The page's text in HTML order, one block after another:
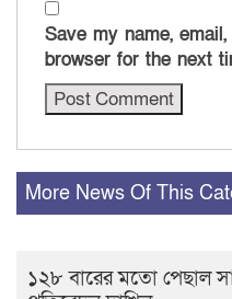
Save my name,
browser for the next
More News Of This
১২৮ বারের মতো পেছাল